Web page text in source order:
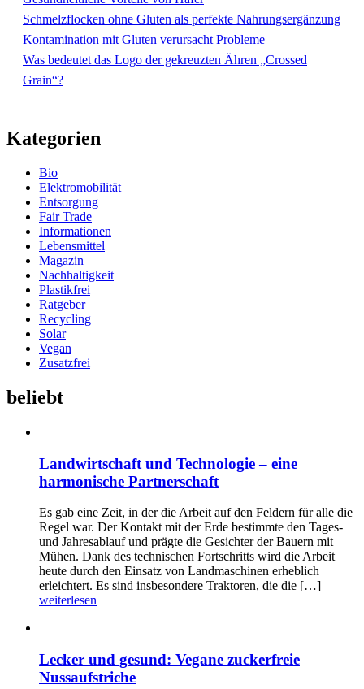
Schmelzflocken ohne Gluten als perfekte Nahrungsergänzung
Kontamination mit Gluten verursacht Probleme
Was bedeutet das Logo der gekreuzten Ähren „Crossed
Grain“?
Kategorien
Bio
Elektromobilität
Entsorgung
Fair Trade
Informationen
Lebensmittel
Magazin
Nachhaltigkeit
Plastikfrei
Ratgeber
Recycling
Solar
Vegan
Zusatzfrei
beliebt
Landwirtschaft und Technologie – eine
harmonische Partnerschaft
Es gab eine Zeit, in der die Arbeit auf den Feldern für alle die
Regel war. Der Kontakt mit der Erde bestimmte den Tages-
und Jahresablauf und prägte die Gesichter der Bauern mit
Mühen. Dank des technischen Fortschritts wird die Arbeit
heute durch den Einsatz von Landmaschinen erheblich
erleichtert. Es sind insbesondere Traktoren, die die […]
weiterlesen
Lecker und gesund: Vegane zuckerfreie
Nussaufstriche